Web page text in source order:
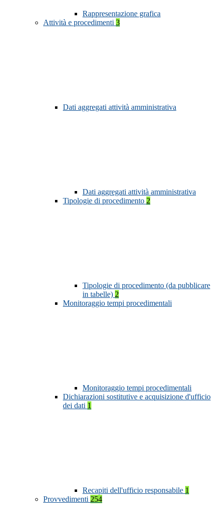
Rappresentazione grafica
Attività e procedimenti 3
Dati aggregati attività amministrativa
Dati aggregati attività amministrativa
Tipologie di procedimento 2
Tipologie di procedimento (da pubblicare
in tabelle) 2
Monitoraggio tempi procedimentali
Monitoraggio tempi procedimentali
Dichiarazioni sostitutive e acquisizione d'ufficio
dei dati 1
Recapiti dell'ufficio responsabile 1
Provvedimenti 254